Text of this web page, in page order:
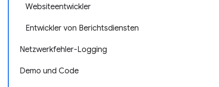
Websiteentwickler
Entwickler von Berichtsdiensten
Netzwerkfehler-Logging
Demo und Code